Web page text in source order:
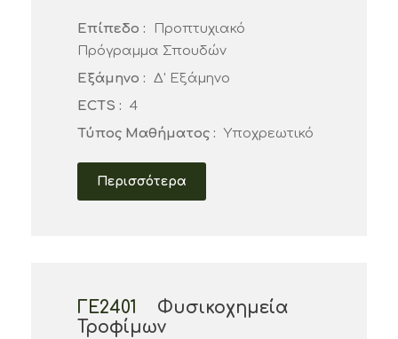
Επίπεδο :
Προπτυχιακό
Πρόγραμμα Σπουδών
Εξάμηνο : Δ' Εξάμηνο
ECTS : 4
Τύπος Μαθήματος : Υποχρεωτικό
Περισσότερα
ΓΕ2401
Φυσικοχημεία
Τροφίμων